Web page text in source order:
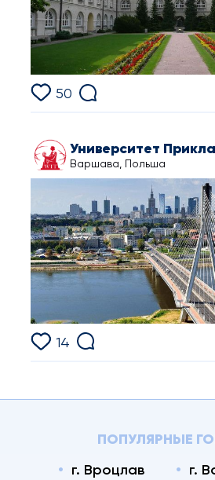
50
Варшава, Польша
14
ПОПУЛЯРНЫЕ
г. Вроцлав
г.